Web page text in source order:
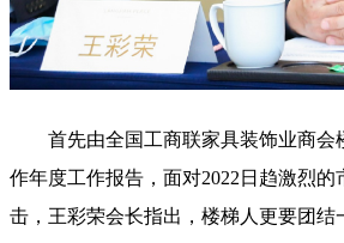
首先由全国工商联家具装饰业商会
作年度工作报告，面对2022日趋激烈
击，王彩荣会长指出，楼梯人更要团结